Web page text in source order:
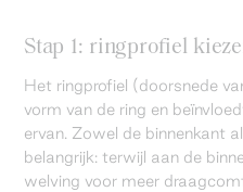
Stap 1: ringprofiel
Het ringprofiel (doorsnede
vorm van de ring en
ervan. Zowel de binnenkant
belangrijk: terwijl aan de
welving voor meer